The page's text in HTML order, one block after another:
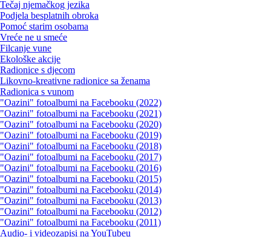
Tečaj njemačkog jezika
Podjela besplatnih obroka
Pomoć starim osobama
Vreće ne u smeće
Filcanje vune
Ekološke akcije
Radionice s djecom
Likovno-kreativne radionice sa ženama
Radionica s vunom
"Oazini" fotoalbumi na Facebooku (2022)
"Oazini" fotoalbumi na Facebooku (2021)
"Oazini" fotoalbumi na Facebooku (2020)
"Oazini" fotoalbumi na Facebooku (2019)
"Oazini" fotoalbumi na Facebooku (2018)
"Oazini" fotoalbumi na Facebooku (2017)
"Oazini" fotoalbumi na Facebooku (2016)
"Oazini" fotoalbumi na Facebooku (2015)
"Oazini" fotoalbumi na Facebooku (2014)
"Oazini" fotoalbumi na Facebooku (2013)
"Oazini" fotoalbumi na Facebooku (2012)
"Oazini" fotoalbumi na Facebooku (2011)
Audio- i videozapisi na YouTubeu